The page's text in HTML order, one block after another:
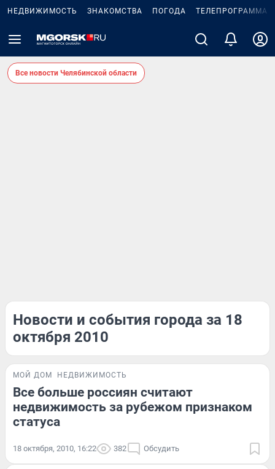
НЕДВИЖИМОСТЬ ЗНАКОМСТВА ПОГОДА ТЕЛЕПРОГРАММА
Все новости Челябинской области
Новости и события города за 18
октября 2010
МОЙ ДОМ НЕДВИЖИМОСТЬ
Все больше россиян считают
недвижимость за рубежом признаком
статуса
18 октября, 2010, 16:22 382 Обсудить